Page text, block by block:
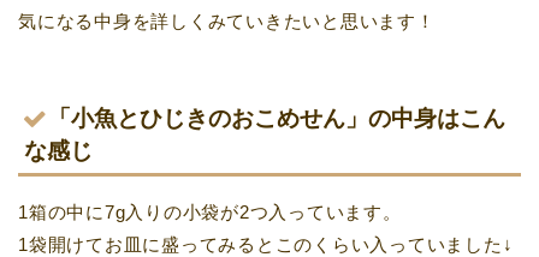
気になる中身を詳しくみていきたいと思います！
「小魚とひじきのおこめせん」の中身はこん
な感じ
1箱の中に7g入りの小袋が2つ入っています。
1袋開けてお皿に盛ってみるとこのくらい入っていました↓